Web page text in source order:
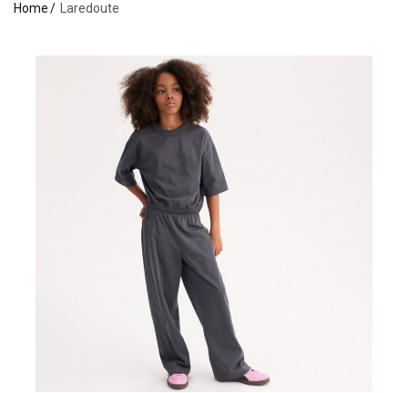
Home Laredoute